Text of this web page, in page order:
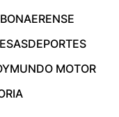
DEPORTES
MUNDO MOTOR